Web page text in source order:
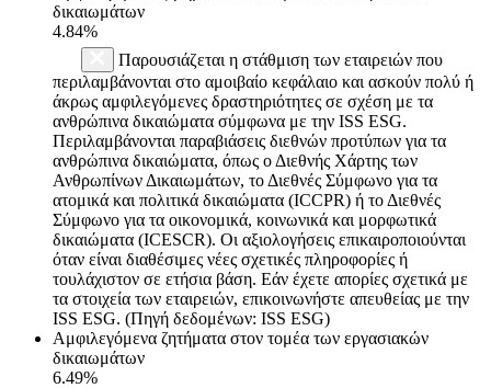
δικαιωμάτων
4.84%
Παρουσιάζεται η στάθμιση των εταιρειών που
περιλαμβάνονται στο αμοιβαίο κεφάλαιο και ασκούν πολύ ή
άκρως αμφιλεγόμενες δραστηριότητες σε σχέση με τα
ανθρώπινα δικαιώματα σύμφωνα με την ISS ESG.
Περιλαμβάνονται παραβιάσεις διεθνών προτύπων για τα
ανθρώπινα δικαιώματα, όπως ο Διεθνής Χάρτης των
Ανθρωπίνων Δικαιωμάτων, το Διεθνές Σύμφωνο για τα
ατομικά και πολιτικά δικαιώματα (ICCPR) ή το Διεθνές
Σύμφωνο για τα οικονομικά, κοινωνικά και μορφωτικά
δικαιώματα (ICESCR). Οι αξιολογήσεις επικαιροποιούνται
όταν είναι διαθέσιμες νέες σχετικές πληροφορίες ή
τουλάχιστον σε ετήσια βάση. Εάν έχετε απορίες σχετικά με
τα στοιχεία των εταιρειών, επικοινωνήστε απευθείας με την
ISS ESG. (Πηγή δεδομένων: ISS ESG)
Αμφιλεγόμενα ζητήματα στον τομέα των εργασιακών
δικαιωμάτων
6.49%